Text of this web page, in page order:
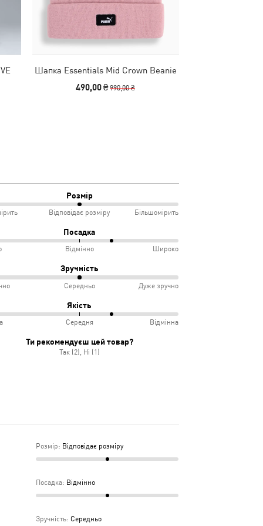
Шапка Essentials Mid Crown Beanie
490,00 ₴990,00 ₴
Розмір
Відповідає розміру Більшомірить
Посадка
Відмінно Широко
Зручність
Середньо Дуже зручно
Якість
Середня Відмінна
Ти рекомендуєш цей товар?
Так (2), Ні (1)
Розмір: Відповідає розміру
Посадка: Відмінно
Зручність: Середньо